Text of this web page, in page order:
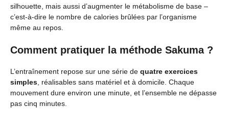
silhouette, mais aussi d’augmenter le métabolisme de base –
c’est-à-dire le nombre de calories brûlées par l’organisme
même au repos.
Comment pratiquer la méthode Sakuma ?
L’entraînement repose sur une série de quatre exercices
simples , réalisables sans matériel et à domicile. Chaque
mouvement dure environ une minute, et l’ensemble ne dépasse
pas cinq minutes.